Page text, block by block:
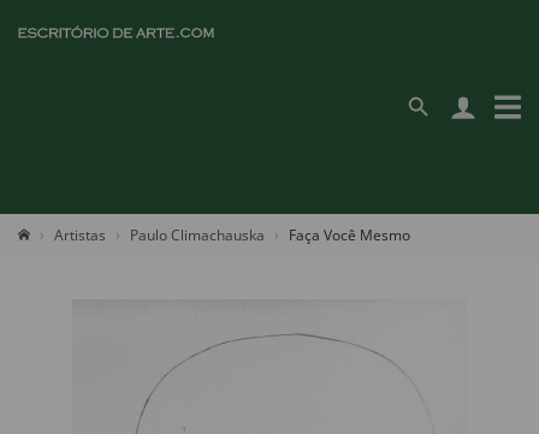
Artistas Paulo Climachauska Faça Você Mesmo